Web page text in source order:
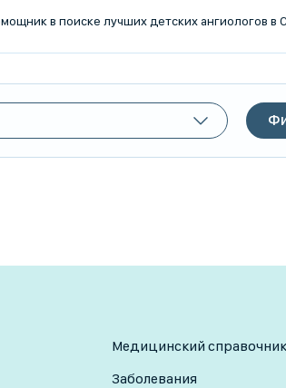
Медицинский справочник
Заболевания